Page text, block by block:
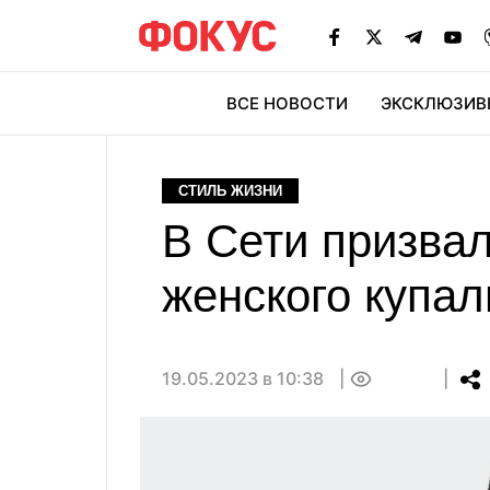
ВСЕ НОВОСТИ
СТИЛЬ ЖИЗНИ
В Сети
женского
19.05.2023 в 10:38